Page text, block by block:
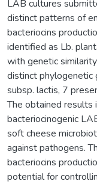
LAB cultures
distinct patterns of
bacteriocins
identified as Lb.
with genetic
distinct phylogenetic
subsp. lactis, 7
The obtained results
bacteriocinogenic
soft cheese
against pathogens.
bacteriocins
potential for